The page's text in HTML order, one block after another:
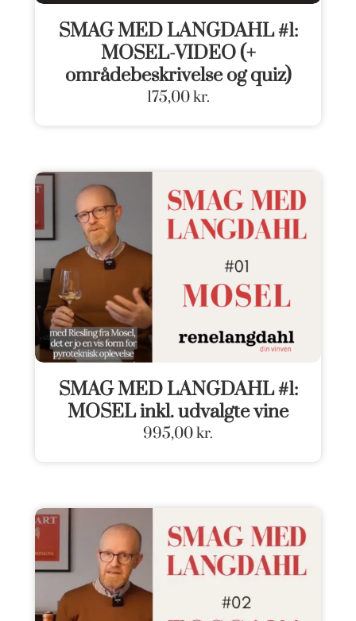
SMAG MED LANGDAHL #1:
MOSEL-VIDEO (+
områdebeskrivelse og quiz)
175,00kr.
SMAG MED LANGDAHL #1:
MOSEL inkl. udvalgte vine
995,00kr.